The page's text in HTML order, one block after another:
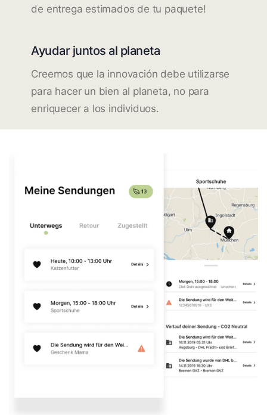
de entrega estimados de tu paquete!
Ayudar juntos al planeta
Creemos que la innovación debe utilizarse
para hacer un bien al planeta, no para
enriquecer a los individuos.